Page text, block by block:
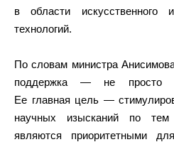
в области искусственного
технологий.
По словам министра
поддержка — не просто
Ее главная цель —
научных изысканий по тем
являются приоритетными